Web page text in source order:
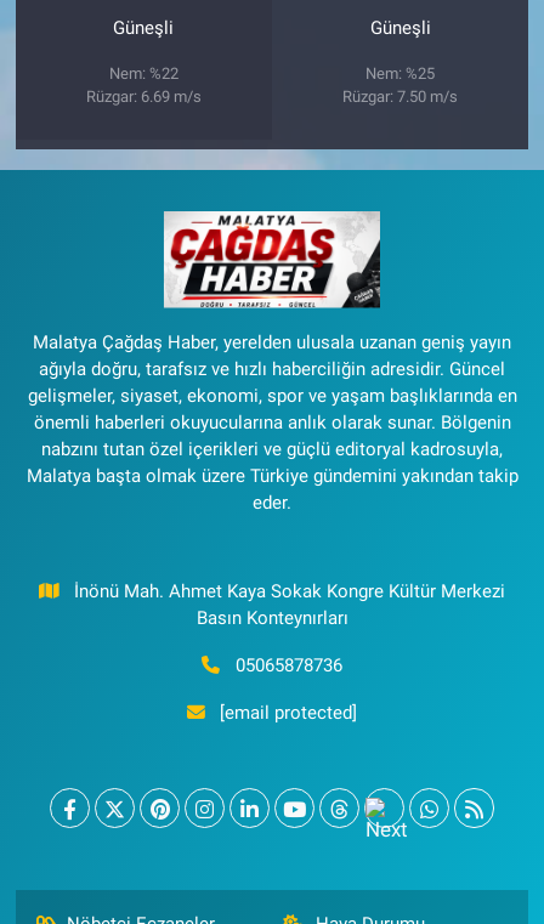
Güneşli
Nem: %22
Rüzgar: 6.69 m/s
Güneşli
Nem: %25
Rüzgar: 7.50 m/s
Malatya Çağdaş Haber, yerelden ulusala uzanan geniş yayın
ağıyla doğru, tarafsız ve hızlı haberciliğin adresidir. Güncel
gelişmeler, siyaset, ekonomi, spor ve yaşam başlıklarında en
önemli haberleri okuyucularına anlık olarak sunar. Bölgenin
nabzını tutan özel içerikleri ve güçlü editoryal kadrosuyla,
Malatya başta olmak üzere Türkiye gündemini yakından takip
eder.
İnönü Mah. Ahmet Kaya Sokak Kongre Kültür Merkezi
Basın Konteynırları
05065878736
[email protected]